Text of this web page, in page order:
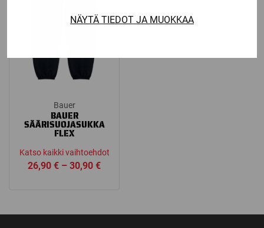
NÄYTÄ TIEDOT JA MUOKKAA
Bauer
BAUER
SÄÄRISUOJASUKKA
FLEX
Katso kaikki vaihtoehdot
26,90€ – 30,90€Price